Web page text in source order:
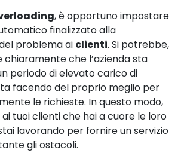
, è opportuno impostare
finalizzato alla
problema ai clienti. Si potrebbe,
chiaramente che l’azienda sta
periodo di elevato carico di
facendo del proprio meglio per
le richieste. In questo modo,
tuoi clienti che hai a cuore le loro
lavorando per fornire un servizio
gli ostacoli.